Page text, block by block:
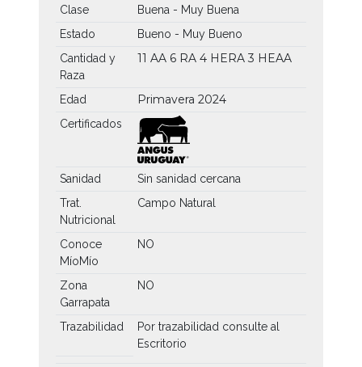
Clase
Buena - Muy Buena
Estado
Bueno - Muy Bueno
Cantidad y
Raza
11 AA 6 RA 4 HERA3 HEAA
Edad Primavera 2024
Certificados
Sanidad
Sin sanidad cercana
Trat.
Nutricional
Campo Natural
Conoce
MíoMío
NO
Zona
Garrapata
NO
Trazabilidad
Por trazabilidad consulte al
Escritorio